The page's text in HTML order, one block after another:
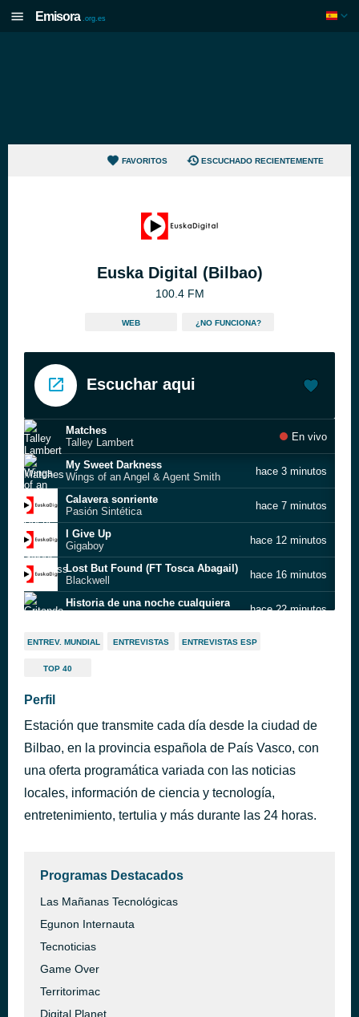
Emisora .org.es
FAVORITOS ESCUCHADO RECIENTEMENTE
Euska Digital (Bilbao)
100.4 FM
WEB ¿NO FUNCIONA?
Escuchar aqui
Matches
Talley Lambert
En vivo
My Sweet Darkness
Wings of an Angel & Agent Smith
hace 3 minutos
Calavera sonriente
Pasión Sintética
hace 7 minutos
I Give Up
Gigaboy
hace 12 minutos
Lost But Found (FT Tosca Abagail)
Blackwell
hace 16 minutos
Historia de una noche cualquiera
hace 22 minutos
long_black_train
hace 26 minutos
The Final Rewind
Victoria Caffè
Still the Same
Talley Lambert
hace 41 minutos
ENTREV. MUNDIAL ENTREVISTAS ENTREVISTAS ESP
TOP 40
Perfil
Estación que transmite cada día desde la ciudad de
Bilbao, en la provincia española de País Vasco, con
una oferta programática variada con las noticias
locales, información de ciencia y tecnología,
entretenimiento, tertulia y más durante las 24 horas.
Programas Destacados
Las Mañanas Tecnológicas
Egunon Internauta
Tecnoticias
Game Over
Territorimac
Digital Planet